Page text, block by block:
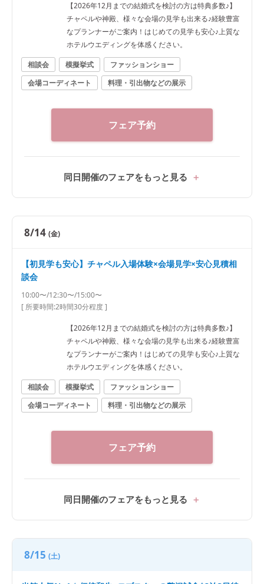
【2026年12月までの結婚式を検討の方は特典多数♪】
チャペルや神殿、様々な会場の見学も出来る♪経験豊富
なプランナーがご案内！はじめての見学も安心♪上質な
ホテルウエディングを体感ください。
相談会
模擬挙式
ファッションショー
会場コーディネート
料理・引出物などの展示
フェア予約
同日開催のフェアをもっと見る
8/14 (金)
【初見学も安心】チャペル入場体験×会場見学×安心見積相
談会
10:00〜/12:30〜/15:00〜
[ 所要時間:2時間30分程度]
【2026年12月までの結婚式を検討の方は特典多数♪】
チャペルや神殿、様々な会場の見学も出来る♪経験豊富
なプランナーがご案内！はじめての見学も安心♪上質な
ホテルウエディングを体感ください。
相談会
模擬挙式
ファッションショー
会場コーディネート
料理・引出物などの展示
フェア予約
同日開催のフェアをもっと見る
8/15 (土)